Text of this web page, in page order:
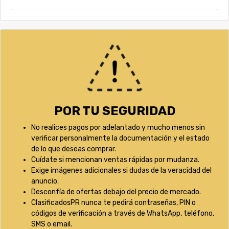
POR TU SEGURIDAD
No realices pagos por adelantado y mucho menos sin
verificar personalmente la documentación y el estado
de lo que deseas comprar.
Cuídate si mencionan ventas rápidas por mudanza.
Exige imágenes adicionales si dudas de la veracidad del
anuncio.
Desconfía de ofertas debajo del precio de mercado.
ClasificadosPR nunca te pedirá contraseñas, PIN o
códigos de verificación a través de WhatsApp, teléfono,
SMS o email.